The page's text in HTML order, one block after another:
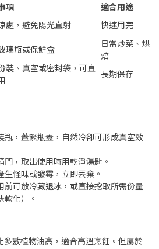
項
適合用途
處，避免陽光直射
快速用完
璃瓶或保鮮盒
日常炒菜、烘
焙
裝、真空或密封袋，可直 長期保存
瓶，蓋緊瓶蓋，自然冷卻可形成真空效
門，取出使用時用乾淨湯匙。
生怪味或發霉，立即丟棄。
前可放冷藏退冰，或直接挖取所需份量
軟化）。
數植物油高，適合高溫烹飪。但屬於